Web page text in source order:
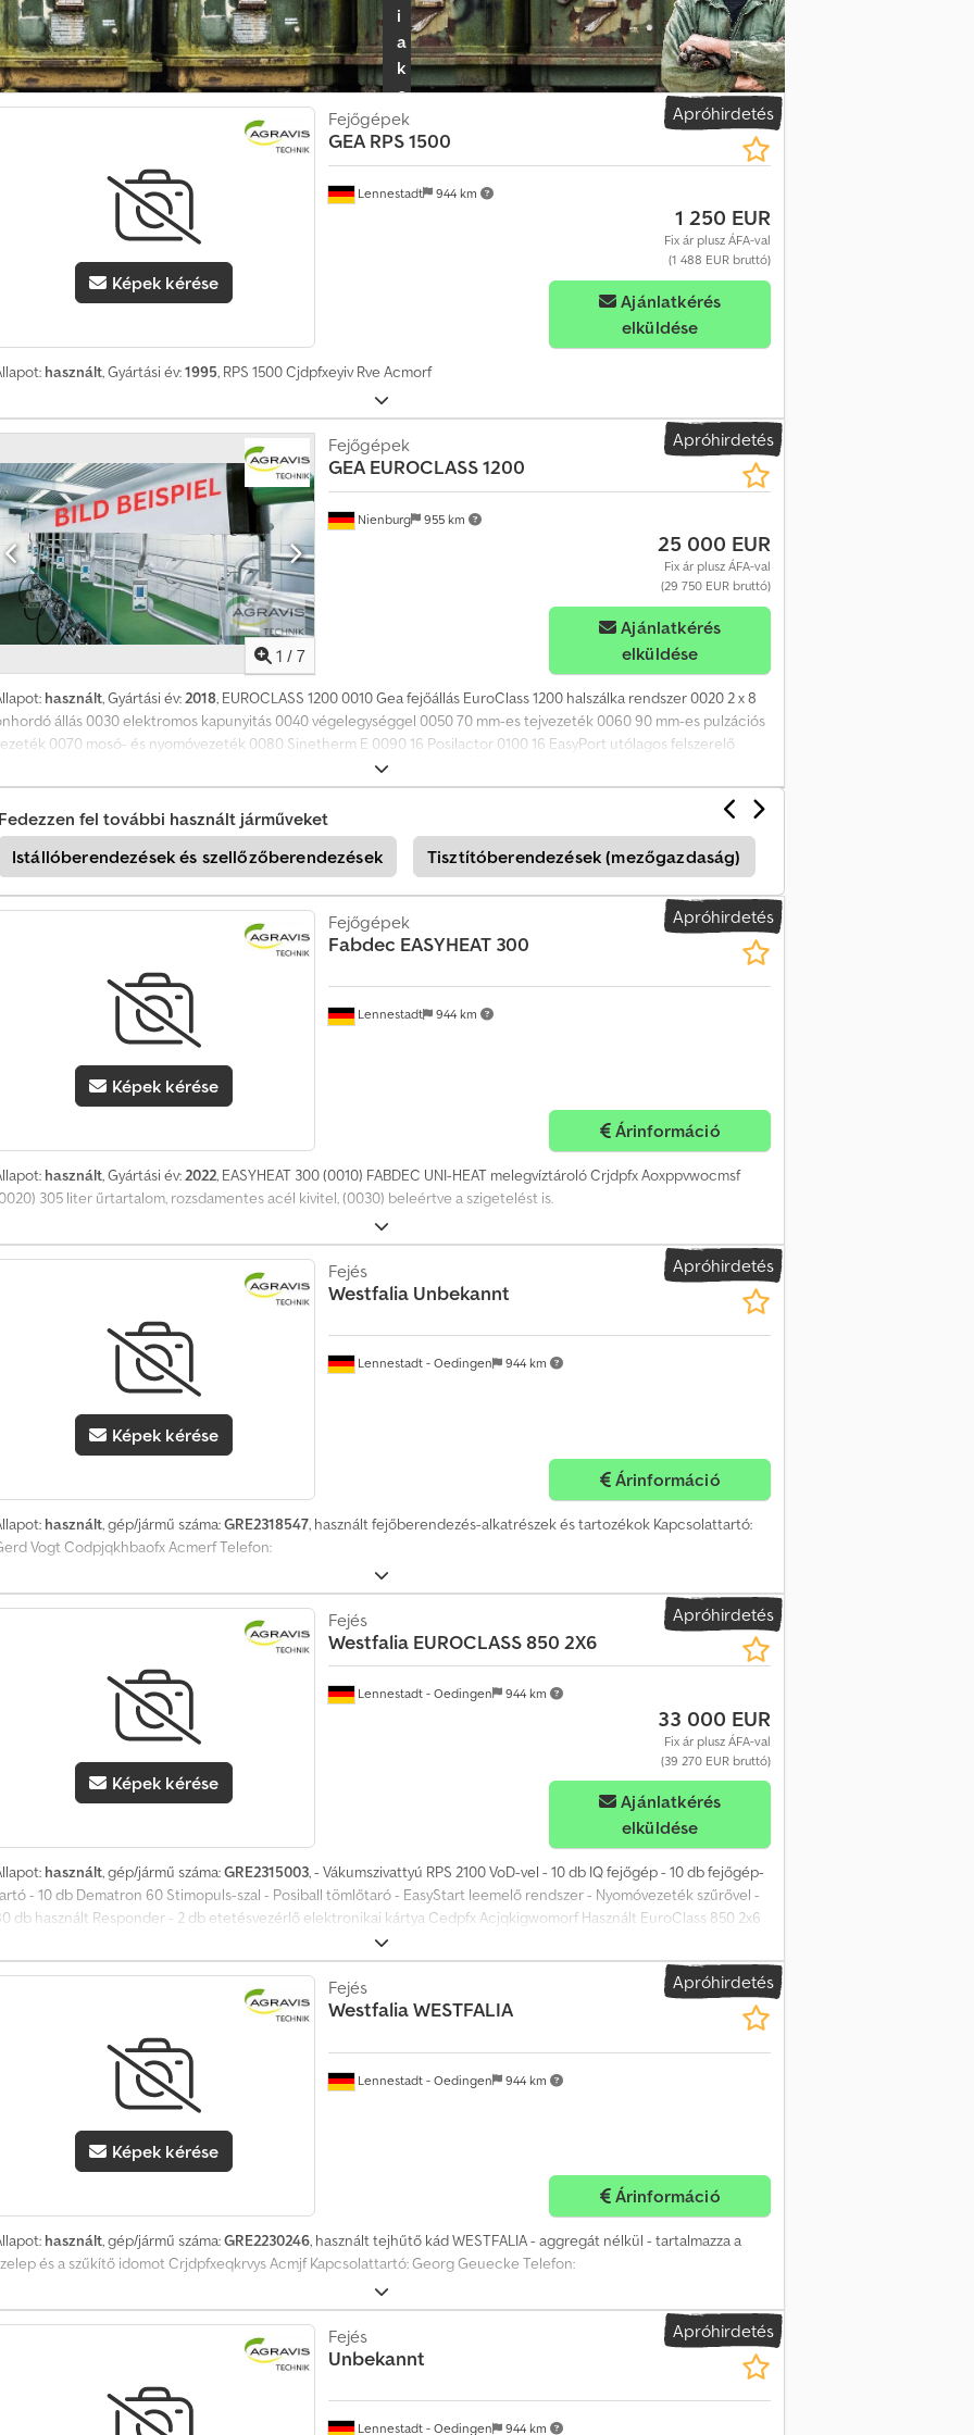
i
a
k
e
r
e
s
k
o
g
ó
d
j
o
n
s
t
+
4
9
0
8
7
Apróhirdetés
Képek kérése
Lennestadt 944 km
Fejőgépek
GEA RPS 1500
1 250 EUR
Fix ár plusz ÁFA-val
(1 488 EUR bruttó)
Ajánlatkérés
elküldése
használt, Gyártási év:1995, RPS 1500 Cjdpfxeyiv Rve Acmorf
Apróhirdetés
1 / 7
Nienburg 955 km
Fejőgépek
GEA EUROCLASS 1200
25 000 EUR
Fix ár plusz ÁFA-val
(29 750 EUR bruttó)
Ajánlatkérés
elküldése
használt, Gyártási év:2018, EUROCLASS 1200 0010 Gea fejőállás EuroClass 1200 halszálka rendszer 0020 2 x 8
állás 0030 elektromos kapunyitás 0040 végelegységgel 0050 70 mm-es tejvezeték 0060 90 mm-es pulzációs
0070 mosó- és nyomóvezeték 0080 Sinetherm E 0090 16 Posilactor 0100 16 EasyPort utólagos felszerelő
Crodpfoydr Ugjx Acmof 0110 PULZÁTOR NÉLKÜL 0120 FEJŐKÉSZÜLÉK NÉLKÜL 0130 A fejőállás újszerű,
0140 A fejőállást még nem szerelték össze! 0150 Használt RPS vákuumszivattyú
fel további használt járműveket
Istállóberendezések és szellőzőberendezések
Tisztítóberendezések (mezőgazdaság)
Apróhirdetés
Képek kérése
Lennestadt 944 km
Fejőgépek
Fabdec EASYHEAT 300
Árinformáció
használt, Gyártási év:2022, EASYHEAT 300 (0010) FABDEC UNI-HEAT melegvíztároló Crjdpfx Aoxppvwocmsf
305 liter űrtartalom, rozsdamentes acél kivitel, (0030) beleértve a szigetelést is.
Apróhirdetés
Képek kérése
Lennestadt - Oedingen 944 km
Fejés
Westfalia Unbekannt
Árinformáció
használt, gép/jármű száma:GRE2318547, használt fejőberendezés-alkatrészek és tartozékok Kapcsolattartó:
Vogt Codpjqkhbaofx Acmerf Telefon:
Apróhirdetés
Képek kérése
Lennestadt - Oedingen 944 km
Fejés
Westfalia EUROCLASS 850 2X6
33 000 EUR
Fix ár plusz ÁFA-val
(39 270 EUR bruttó)
Ajánlatkérés
elküldése
használt, gép/jármű száma:GRE2315003, - Vákumszivattyú RPS 2100 VoD-vel - 10 db IQ fejőgép - 10 db fejőgép-
- 10 db Dematron 60 Stimopuls-szal - Posiball tömlőtaró - EasyStart leemelő rendszer - Nyomóvezeték szűrővel -
db használt Responder - 2 db etetésvezérlő elektronikai kártya Cedpfx Acjqkigwomorf Használt EuroClass 850 2x6
Kapcsolattartó: Michael Habbel-Schmidt Telefon:
Apróhirdetés
Képek kérése
Lennestadt - Oedingen 944 km
Fejés
WestfaliaWESTFALIA
Árinformáció
használt, gép/jármű száma:GRE2230246, használt tejhűtő kád WESTFALIA - aggregát nélkül - tartalmazza a
és a szűkítő idomot Crjdpfxeqkrvys Acmjf Kapcsolattartó: Georg Geuecke Telefon:
Apróhirdetés
Lennestadt - Oedingen 944 km
Fejés
Unbekannt